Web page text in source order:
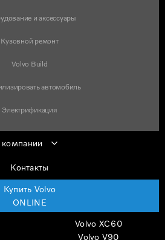
и аксессуары
Кузовной ремонт
Volvo Build
автомобиль
Электрификация
Контакты
Купить Volvo
ONLINE
Volvo XC60
Volvo V90